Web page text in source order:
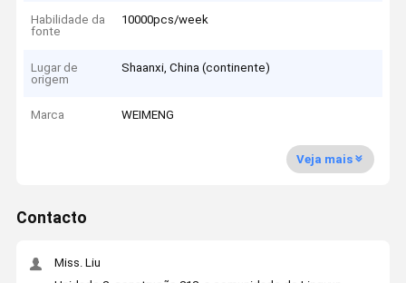
Habilidade da
fonte
10000pcs/week
Lugar de
origem
Shaanxi, China (continente)
Marca WEIMENG
Veja mais
Contacto
Miss. Liu